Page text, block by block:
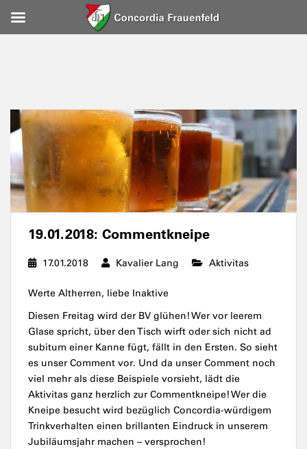
19.01.2018: Commentkneipe
17.01.2018 Kavalier Lang Aktivitas
Werte Altherren, liebe Inaktive
Diesen Freitag wird der BV glühen! Wer vor leerem
Glase spricht, über den Tisch wirft oder sich nicht ad
subitum einer Kanne fügt, fällt in den Ersten. So sieht
es unser Comment vor. Und da unser Comment noch
viel mehr als diese Beispiele vorsieht, lädt die
Aktivitas ganz herzlich zur Commentkneipe! Wer die
Kneipe besucht wird bezüglich Concordia-würdigem
Trinkverhalten einen brillanten Eindruck in unserem
Jubiläumsjahr machen – versprochen!